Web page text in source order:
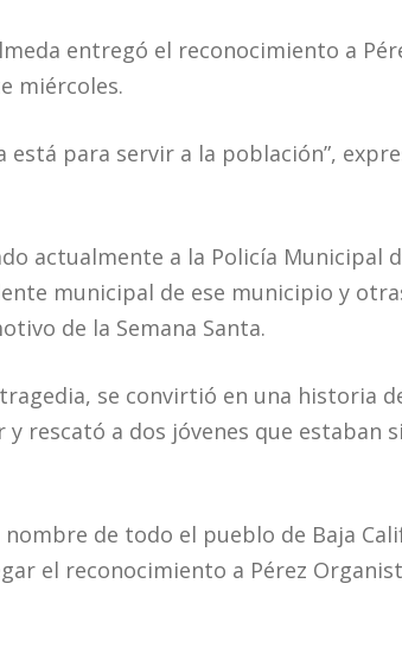
entregó el reconocimiento a
miércoles.
para servir a la población”,
actualmente a la Policía Municipal
municipal de ese municipio y
de la Semana Santa.
se convirtió en una historia
rescató a dos jóvenes que estaban
de todo el pueblo de Baja
el reconocimiento a Pérez